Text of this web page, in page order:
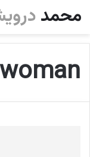
woman